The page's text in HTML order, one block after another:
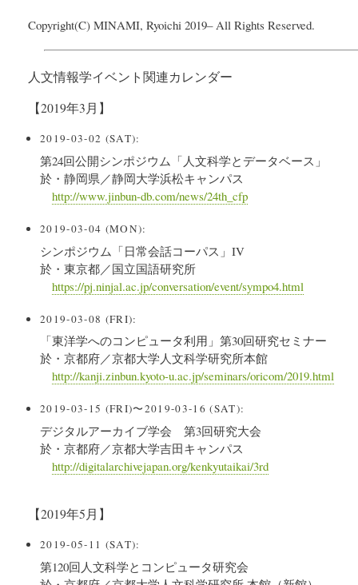
Copyright(C) MINAMI, Ryoichi 2019– All Rights Reserved.
人文情報学イベント関連カレンダー
【2019年3月】
2019-03-02 (SAT):
第24回公開シンポジウム「人文科学とデータベース」
於・静岡県／静岡大学浜松キャンパス
http://www.jinbun-db.com/news/24th_cfp
2019-03-04 (MON):
シンポジウム「日常会話コーパス」IV
於・東京都／国立国語研究所
https://pj.ninjal.ac.jp/conversation/event/sympo4.html
2019-03-08 (FRI):
「東洋学へのコンピュータ利用」第30回研究セミナー
於・京都府／京都大学人文科学研究所本館
http://kanji.zinbun.kyoto-u.ac.jp/seminars/oricom/2019.html
2019-03-15 (FRI)〜2019-03-16 (SAT):
デジタルアーカイブ学会 第3回研究大会
於・京都府／京都大学吉田キャンパス
http://digitalarchivejapan.org/kenkyutaikai/3rd
【2019年5月】
2019-05-11 (SAT):
第120回人文科学とコンピュータ研究会